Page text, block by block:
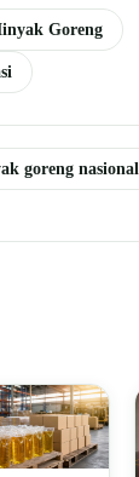
Goreng
goreng nasional